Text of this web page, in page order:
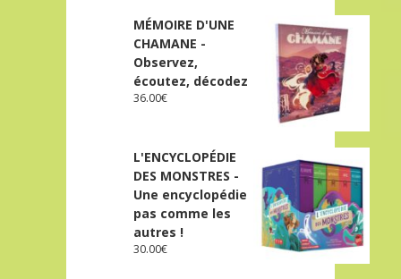
MÉMOIRE D'UNE
CHAMANE -
Observez,
écoutez, décodez
36.00€
L'ENCYCLOPÉDIE
DES MONSTRES -
Une encyclopédie
pas comme les
autres !
30.00€